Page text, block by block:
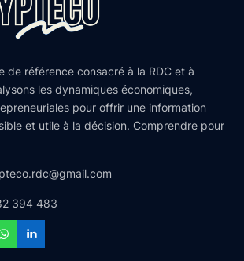
de référence consacré à la RDC et à
les dynamiques économiques,
pour offrir une information
et utile à la décision. Comprendre pour
394 483